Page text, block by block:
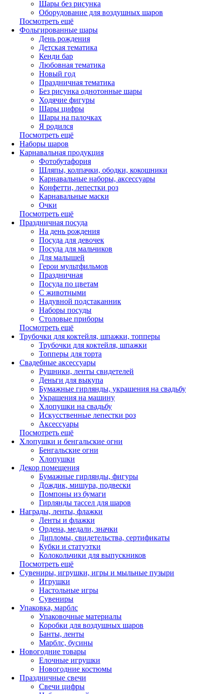
Шары без рисунка
Оборудование для воздушных шаров
Посмотреть ещё
Фольгированные шары
День рождения
Детская тематика
Кенди бар
Любовная тематика
Новый год
Праздничная тематика
Без рисунка однотонные шары
Ходячие фигуры
Шары цифры
Шары на палочках
Я родился
Посмотреть ещё
Наборы шаров
Карнавальная продукция
Фотобутафория
Шляпы, колпачки, ободки, кокошники
Карнавальные наборы, аксессуары
Конфетти, лепестки роз
Карнавальные маски
Очки
Посмотреть ещё
Праздничная посуда
На день рождения
Посуда для девочек
Посуда для мальчиков
Для малышей
Герои мультфильмов
Праздничная
Посуда по цветам
С животными
Надувной подстаканник
Наборы посуды
Столовые приборы
Посмотреть ещё
Трубочки для коктейля, шпажки, топперы
Трубочки для коктейля, шпажки
Топперы для торта
Свадебные аксессуары
Рушники, ленты свидетелей
Деньги для выкупа
Бумажные гирлянды, украшения на свадьбу
Украшения на машину
Хлопушки на свадьбу
Искусственные лепестки роз
Аксессуары
Посмотреть ещё
Хлопушки и бенгальские огни
Бенгальские огни
Хлопушки
Декор помещения
Бумажные гирлянды, фигуры
Дождик, мишура, подвески
Помпоны из бумаги
Гирлянды тассел для шаров
Награды, ленты, флажки
Ленты и флажки
Ордена, медали, значки
Дипломы, свидетельства, сертификаты
Кубки и статуэтки
Колокольчики для выпускников
Посмотреть ещё
Сувениры, игрушки, игры и мыльные пузыри
Игрушки
Настольные игры
Сувениры
Упаковка, марблс
Упаковочные материалы
Коробки для воздушных шаров
Банты, ленты
Марблс, бусины
Новогодние товары
Елочные игрушки
Новогодние костюмы
Праздничные свечи
Свечи цифры